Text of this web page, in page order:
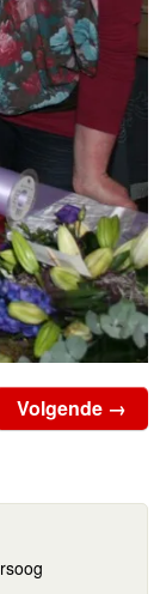
Volgende →